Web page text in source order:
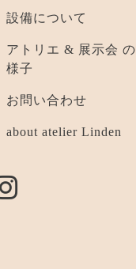
設備について
アトリエ & 展示会 の
様子
お問い合わせ
about atelier Linden